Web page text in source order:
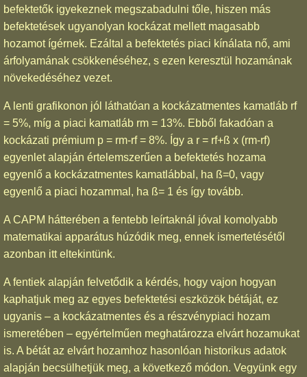
befektetők igyekeznek megszabadulni tőle, hiszen más
befektetések ugyanolyan kockázat mellett magasabb
hozamot ígérnek. Ezáltal a befektetés piaci kínálata nő, ami
árfolyamának csökkenéséhez, s ezen keresztül hozamának
növekedéséhez vezet.
A lenti grafikonon jól láthatóan a kockázatmentes kamatláb rf
= 5%, míg a piaci kamatláb rm = 13%. Ebből fakadóan a
kockázati prémium p = rm-rf = 8%. Így a r = rf+ß x (rm-rf)
egyenlet alapján értelemszerűen a befektetés hozama
egyenlő a kockázatmentes kamatlábbal, ha ß=0, vagy
egyenlő a piaci hozammal, ha ß= 1 és így tovább.
A CAPM hátterében a fentebb leírtaknál jóval komolyabb
matematikai apparátus húzódik meg, ennek ismertetésétől
azonban itt eltekintünk.
A fentiek alapján felvetődik a kérdés, hogy vajon hogyan
kaphatjuk meg az egyes befektetési eszközök bétáját, ez
ugyanis – a kockázatmentes és a részvénypiaci hozam
ismeretében – egyértelműen meghatározza elvárt hozamukat
is. A bétát az elvárt hozamhoz hasonlóan historikus adatok
alapján becsülhetjük meg, a következő módon. Vegyünk egy